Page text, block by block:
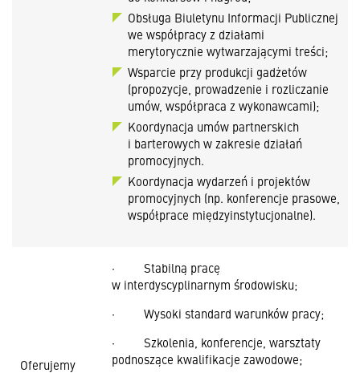
Obsługa Biuletynu Informacji Publicznej
we współpracy z działami
merytorycznie wytwarzającymi treści;
Wsparcie przy produkcji gadżetów
(propozycje, prowadzenie i rozliczanie
umów, współpraca z wykonawcami);
Koordynacja umów partnerskich
i barterowych w zakresie działań
promocyjnych.
Koordynacja wydarzeń i projektów
promocyjnych (np. konferencje prasowe,
współprace międzyinstytucjonalne).
Oferujemy
· Stabilną pracę
w interdyscyplinarnym środowisku;
· Wysoki standard warunków pracy;
· Szkolenia, konferencje, warsztaty
podnoszące kwalifikacje zawodowe;